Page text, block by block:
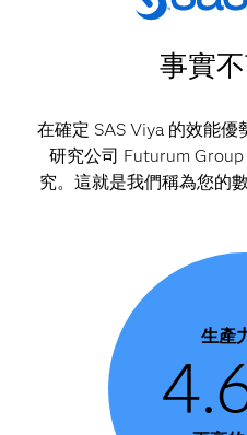
事實
在確定 SAS Viya 的效能
研究公司 Futurum
究。這就是我們稱為您的
生產